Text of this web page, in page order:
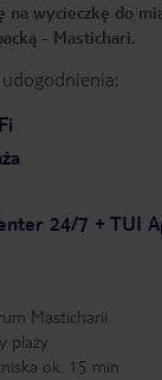
na wycieczkę do
- Mastichari.
24/7 + TUI
Masticharii
plaży
ok. 15 min